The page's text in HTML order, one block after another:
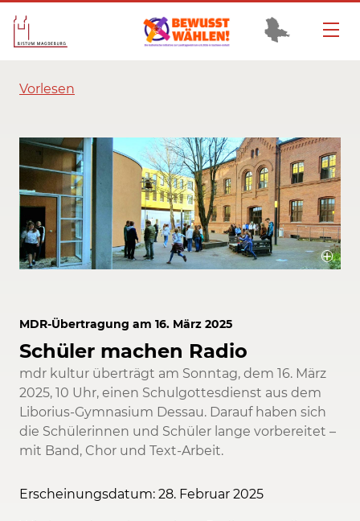
Vorlesen
MDR-Übertragung am 16. März 2025
Schüler machen Radio
mdr kultur überträgt am Sonntag, dem 16. März
2025, 10 Uhr, einen Schulgottesdienst aus dem
Liborius-Gymnasium Dessau. Darauf haben sich
die Schülerinnen und Schüler lange vorbereitet –
mit Band, Chor und Text-Arbeit.
Erscheinungsdatum: 28. Februar 2025